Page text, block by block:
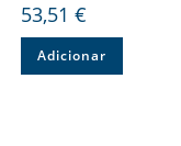
53,51 €
Adicionar